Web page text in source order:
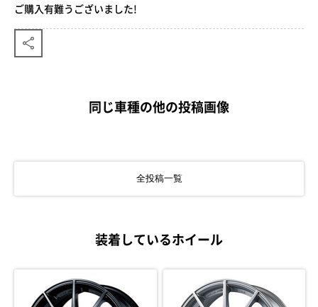
ご購入有難うございました!
同じ車種の他の投稿画像
全投稿一覧
装着しているホイール